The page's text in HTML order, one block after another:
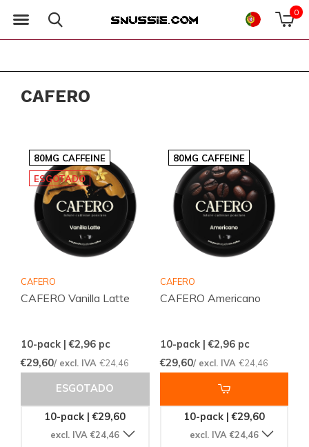
0
CAFERO
80MG CAFFEINE
ESGOTADO
CAFERO
CAFERO Vanilla Latte
10-pack | €2,96 pc
€29,60/ excl. IVA €24,46
ESGOTADO
10-pack | €29,60
excl. IVA €24,46
80MG CAFFEINE
CAFERO
CAFERO Americano
10-pack | €2,96pc
€29,60/ excl. IVA €24,46
10-pack | €29,60
excl. IVA €24,46